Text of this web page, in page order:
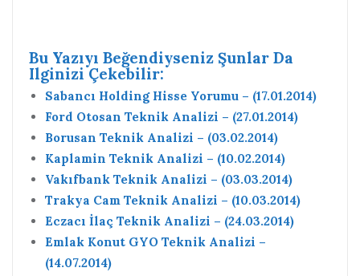
Bu Yazıyı Beğendiyseniz Şunlar Da
Ilginizi Çekebilir:
Sabancı Holding Hisse Yorumu – (17.01.2014)
Ford Otosan Teknik Analizi – (27.01.2014)
Borusan Teknik Analizi – (03.02.2014)
Kaplamin Teknik Analizi – (10.02.2014)
Vakıfbank Teknik Analizi – (03.03.2014)
Trakya Cam Teknik Analizi – (10.03.2014)
Eczacı İlaç Teknik Analizi – (24.03.2014)
Emlak Konut GYO Teknik Analizi –
(14.07.2014)